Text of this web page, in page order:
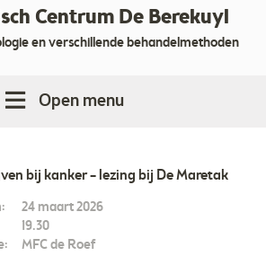
Centrum De Berekuyl
en verschillende behandelmethoden
Open menu
bij kanker – lezing bij De Maretak
24 maart 2026
19.30
MFC de Roef